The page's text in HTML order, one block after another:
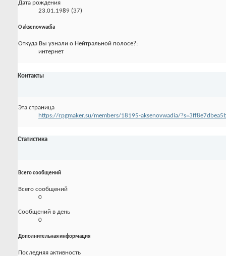
Дата рождения
23.01.1989 (37)
О aksenovwadia
Откуда Вы узнали о Нейтральной полосе?:
интернет
Контакты
Эта страница
https://rpgmaker.su/members/18195-aksenovwadia/
Статистика
Всего сообщений
Всего сообщений
0
Сообщений в день
0
Дополнительная информация
Последняя активность